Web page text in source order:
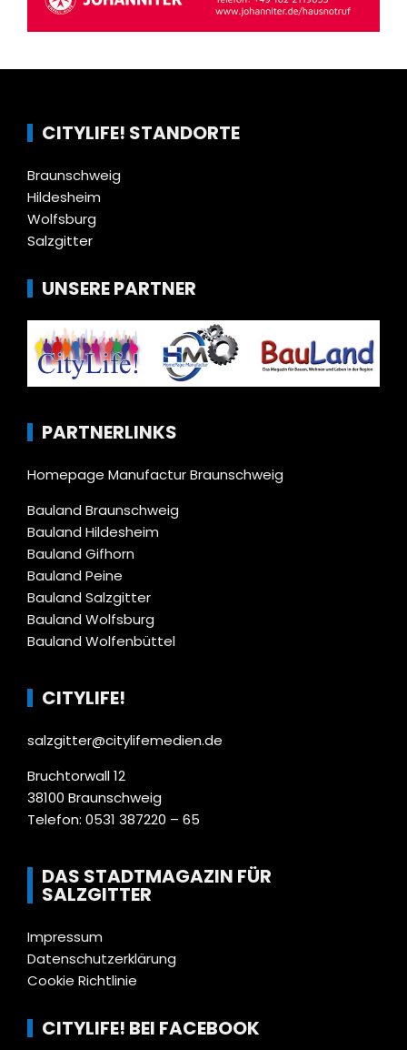
CITYLIFE! STANDORTE
Braunschweig
Hildesheim
Wolfsburg
Salzgitter
UNSERE PARTNER
PARTNERLINKS
Homepage Manufactur Braunschweig
Bauland Braunschweig
Bauland Hildesheim
Bauland Gifhorn
Bauland Peine
Bauland Salzgitter
Bauland Wolfsburg
Bauland Wolfenbüttel
CITYLIFE!
salzgitter@citylifemedien.de
Bruchtorwall 12
38100 Braunschweig
Telefon: 0531 387220 – 65
DAS STADTMAGAZIN FÜR
SALZGITTER
Impressum
Datenschutzerklärung
Cookie Richtlinie
CITYLIFE! BEI FACEBOOK